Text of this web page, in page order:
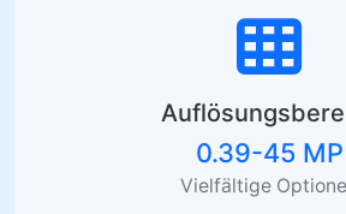
0.39-45 MP
Vielfältige